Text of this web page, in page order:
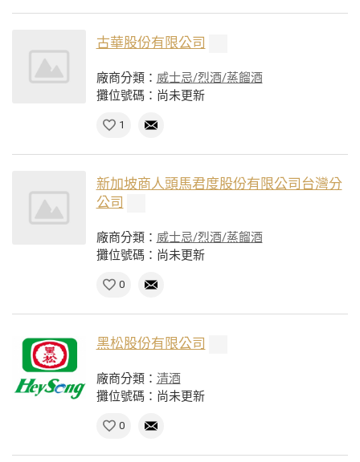
古華股份有限公司
廠商分類： 威士忌/烈酒/蒸餾酒
攤位號碼：尚未更新
1
新加坡商人頭馬君度股份有限公司台灣分
公司
廠商分類： 威士忌/烈酒/蒸餾酒
攤位號碼：尚未更新
0
黑松股份有限公司
廠商分類： 清酒
攤位號碼：尚未更新
0